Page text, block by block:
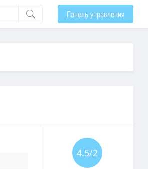
Панель управления
4.5/2